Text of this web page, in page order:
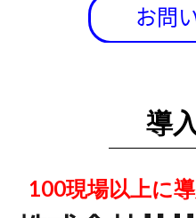
導
100現場以上に